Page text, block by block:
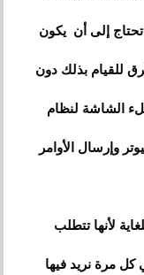
إلى أن يكون
للقيام بذلك دون
الشاشة لنظام
وإرسال الأوامر
لأنها تتطلب
كل مرة نريد فيها